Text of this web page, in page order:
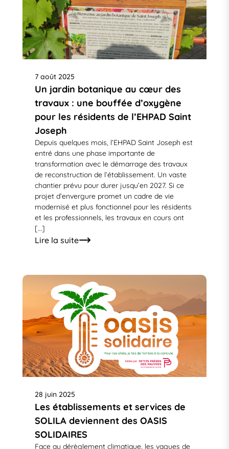
7 août 2025
Un jardin botanique au cœur des
travaux : une bouffée d’oxygène
pour les résidents de l’EHPAD Saint
Joseph
Depuis quelques mois, l’EHPAD Saint Joseph est
entré dans une phase importante de
transformation avec le démarrage des travaux
de reconstruction de l’établissement. Un vaste
chantier prévu pour durer jusqu’en 2027. Si ce
projet d’envergure promet un cadre de vie
modernisé et plus fonctionnel pour les résidents
et les professionnels, les travaux en cours ont
[…]
Lire la suite
28 juin 2025
Les établissements et services de
SOLILA deviennent des OASIS
SOLIDAIRES
Face au dérèglement climatique, les vagues de